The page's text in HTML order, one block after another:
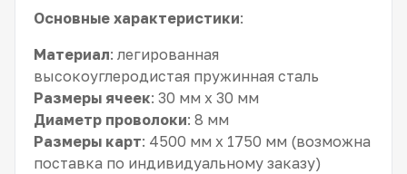
Основные характеристики:
Материал: легированная
высокоуглеродистая пружинная сталь
Размеры ячеек: 30 мм x 30 мм
Диаметр проволоки: 8 мм
Размеры карт: 4500 мм x 1750 мм (возможна
поставка по индивидуальному заказу)